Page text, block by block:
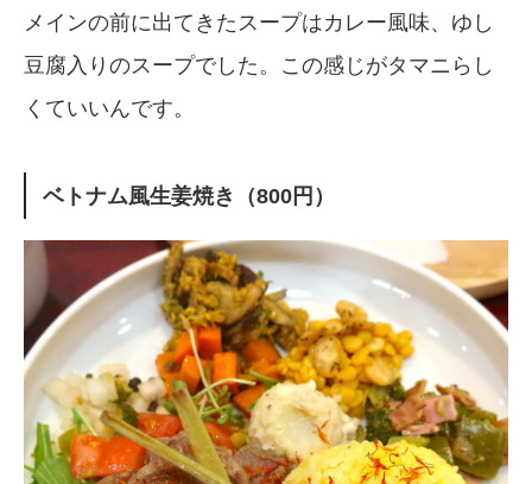
メインの前に出てきたスープはカレー風味、ゆし
豆腐入りのスープでした。この感じがタマニらし
くていいんです。
ベトナム風生姜焼き（800円）